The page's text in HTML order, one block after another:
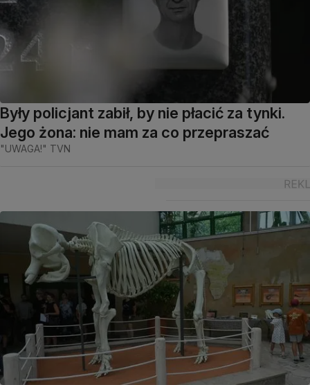
Były policjant zabił, by nie płacić za tynki.
Jego żona: nie mam za co przepraszać
"UWAGA!" TVN